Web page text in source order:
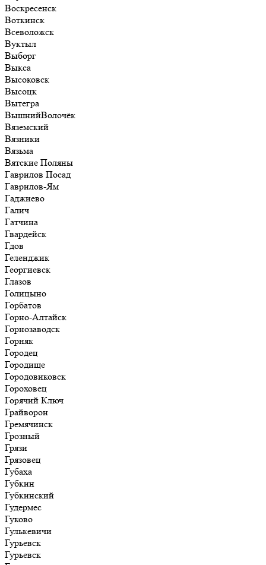
Воскресенск
Воткинск
Всеволожск
Вуктыл
Выборг
Выкса
Высоковск
Высоцк
Вытегра
ВышнийВолочёк
Вяземский
Вязники
Вязьма
Вятские Поляны
Гаврилов Посад
Гаврилов-Ям
Гаджиево
Галич
Гатчина
Гвардейск
Гдов
Геленджик
Георгиевск
Глазов
Голицыно
Горбатов
Горно-Алтайск
Горнозаводск
Горняк
Городец
Городище
Городовиковск
Гороховец
Горячий Ключ
Грайворон
Гремячинск
Грозный
Грязи
Грязовец
Губаха
Губкин
Губкинский
Гудермес
Гуково
Гулькевичи
Гурьевск
Гурьевск